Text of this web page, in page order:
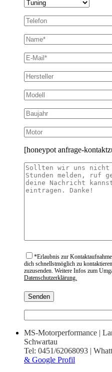
[honeypot anfrage-
*Erlaubnis zur
dich schnellstmöglich zu
zuzusenden. Weitere Infos zum
Datenschutzerklärung.
MS-Motorperformance |
Schwartau
Tel: 0451/62068093 |
& Google Profil